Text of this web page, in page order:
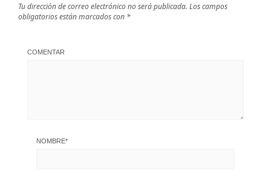
Tu dirección de correo electrónico no será publicada. Los campos
obligatorios están marcados con *
COMENTAR
NOMBRE*